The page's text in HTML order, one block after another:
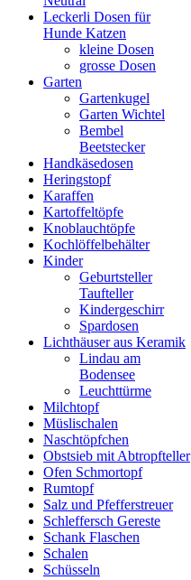
Leckerli Dosen für
Hunde Katzen
kleine Dosen
grosse Dosen
Garten
Gartenkugel
Garten Wichtel
Bembel
Beetstecker
Handkäsedosen
Heringstopf
Karaffen
Kartoffeltöpfe
Knoblauchtöpfe
Kochlöffelbehälter
Kinder
Geburtsteller
Taufteller
Kindergeschirr
Spardosen
Lichthäuser aus Keramik
Lindau am
Bodensee
Leuchttürme
Milchtopf
Müslischalen
Naschtöpfchen
Obstsieb mit Abtropfteller
Ofen Schmortopf
Rumtopf
Salz und Pfefferstreuer
Schleffersch Gereste
Schank Flaschen
Schalen
Schüsseln